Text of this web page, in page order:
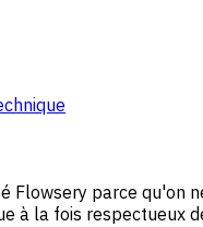
Flowsery parce qu'on
à la fois respectueux